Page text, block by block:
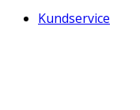
Kundservice